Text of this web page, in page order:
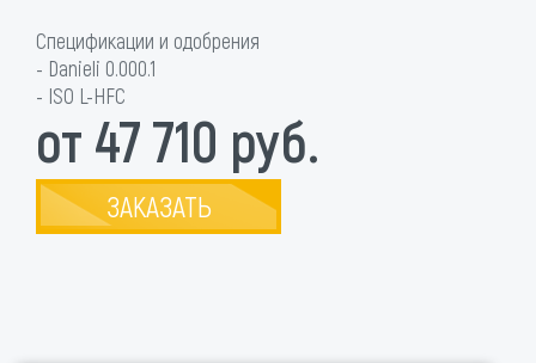
Спецификации и одобрения
- Danieli 0.000.1
- ISO L-HFC
от 47 710 руб.
ЗАКАЗАТЬ